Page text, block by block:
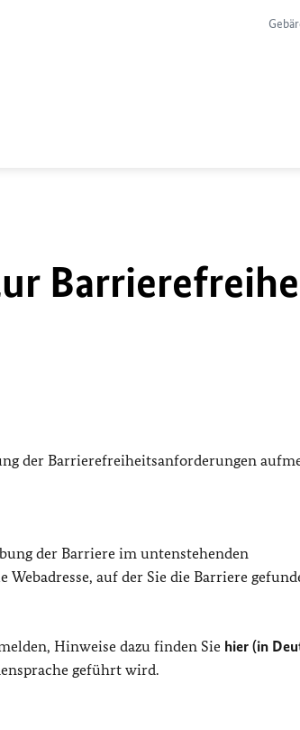
der Barrierefreiheitsanforderungen
der Barriere im untenstehenden
auf der Sie die Barriere
Hinweise dazu finden Sie hier (in
geführt wird.